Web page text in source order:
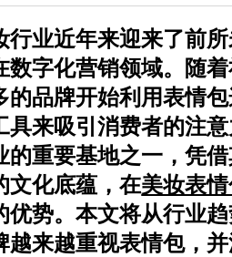
行业近年来迎来了前
数字化营销领域。随
的品牌开始利用表情
具来吸引消费者的注
的重要基地之一，凭
文化底蕴，在美妆表
优势。本文将从行业
越来越重视表情包，